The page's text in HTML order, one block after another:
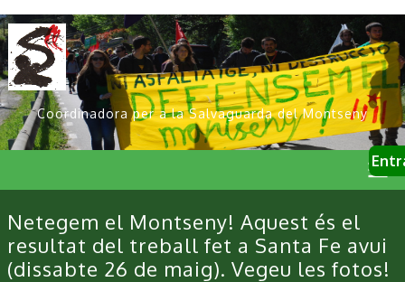
Vés
al
contingut
Coordinadora per a la Salvaguarda del Montseny
User
Primary
links
Netegem el Montseny! Aquest és el
resultat del treball fet a Santa Fe avui
(dissabte 26 de maig). Vegeu les fotos!